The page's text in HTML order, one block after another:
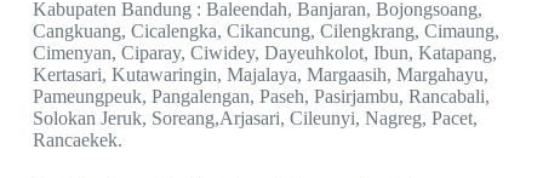
Kabupaten Bandung : Baleendah, Banjaran, Bojongsoang,
Cangkuang, Cicalengka, Cikancung, Cilengkrang, Cimaung,
Cimenyan, Ciparay, Ciwidey, Dayeuhkolot, Ibun, Katapang,
Kertasari, Kutawaringin, Majalaya, Margaasih, Margahayu,
Pameungpeuk, Pangalengan, Paseh, Pasirjambu, Rancabali,
Solokan Jeruk, Soreang,Arjasari, Cileunyi, Nagreg, Pacet,
Rancaekek.